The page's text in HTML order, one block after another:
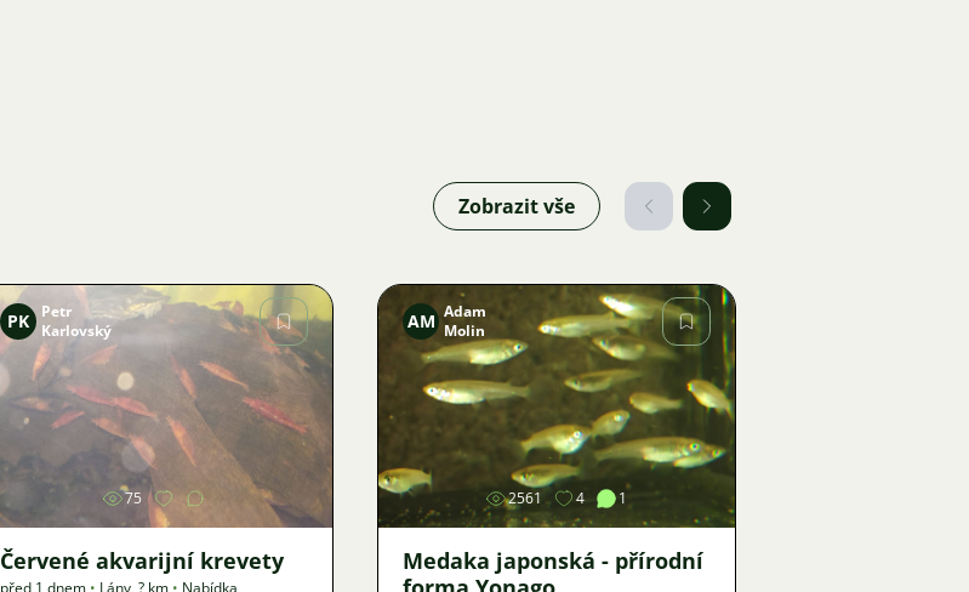
Zobrazit vše
Obrázek
PK
Petr
Karlovský
75
Červené akvarijní krevety
před 1 dnem • Lány,? km • Nabídka
Obrázek
AM Adam
Molin
2561 4 1
Medaka japonská - přírodní